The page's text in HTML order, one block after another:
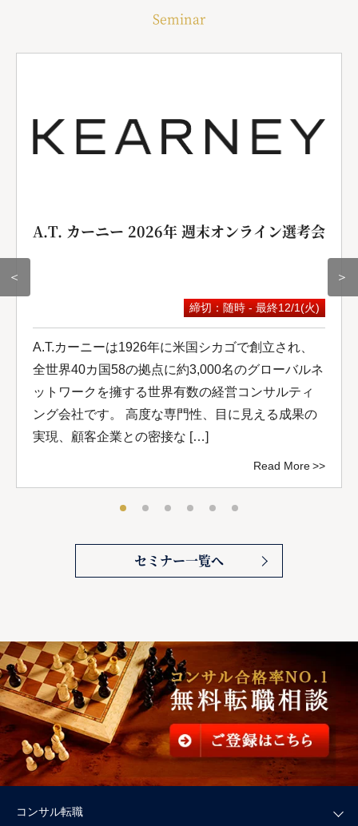
Seminar
＜
A.T. カーニー 2026年 週末オンライン選考会
締切：随時 - 最終12/1(火)
A.T.カーニーは1926年に米国シカゴで創立され、
全世界40カ国58の拠点に約3,000名のグローバルネ
ットワークを擁する世界有数の経営コンサルティ
ング会社です。 高度な専門性、目に見える成果の
実現、顧客企業との密接な […]
Read More
＞
セミナー一覧へ
コンサル転職